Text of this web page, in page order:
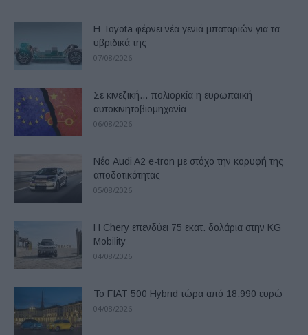
Η Toyota φέρνει νέα γενιά μπαταριών για τα
υβριδικά της
07/08/2026
Σε κινεζική… πολιορκία η ευρωπαϊκή
αυτοκινητοβιομηχανία
06/08/2026
Νέο Audi A2 e-tron με στόχο την κορυφή της
αποδοτικότητας
05/08/2026
Η Chery επενδύει 75 εκατ. δολάρια στην KG
Mobility
04/08/2026
Το FIAT 500 Hybrid τώρα από 18.990 ευρώ
04/08/2026